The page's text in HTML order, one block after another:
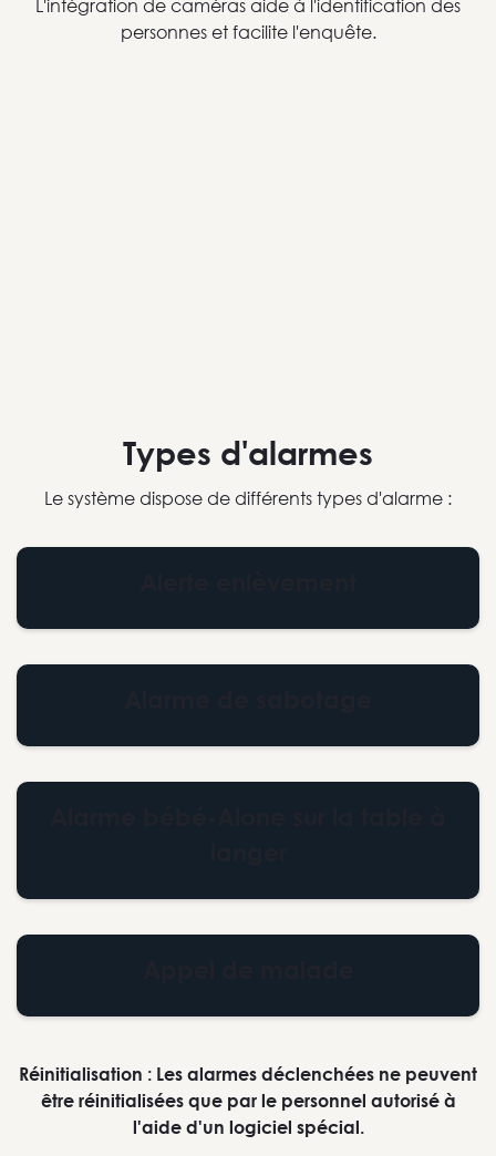
L'intégration de caméras aide à l'identification des
personnes et facilite l'enquête.
Types d'alarmes
Le système dispose de différents types d'alarme :
Réinitialisation : Les alarmes déclenchées ne peuvent
être réinitialisées que par le personnel autorisé à
l'aide d'un logiciel spécial.